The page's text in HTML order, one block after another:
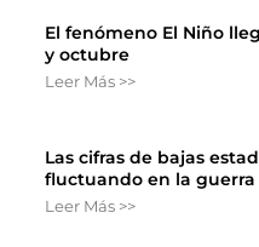
El fenómeno El Niño
y octubre
Leer Más >>
Las cifras de bajas
fluctuando en la guerra
Leer Más >>